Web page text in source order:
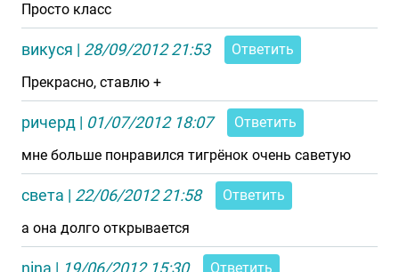
Просто класс
викуся | 28/09/2012 21:53
Ответить
Прекрасно, ставлю +
ричерд | 01/07/2012 18:07
Ответить
мне больше понравился тигрёнок очень саветую
света | 22/06/2012 21:58
Ответить
а она долго открывается
nina | 19/06/2012 15:30
Ответить